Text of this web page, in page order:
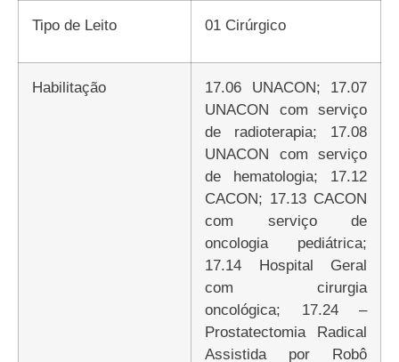
Tipo de Leito 01 Cirúrgico
Habilitação
17.06 UNACON; 17.07
UNACON com serviço
de radioterapia; 17.08
UNACON com serviço
de hematologia; 17.12
CACON; 17.13 CACON
com serviço de
oncologia pediátrica;
17.14 Hospital Geral
com cirurgia
oncológica; 17.24 –
Prostatectomia Radical
Assistida por Robô